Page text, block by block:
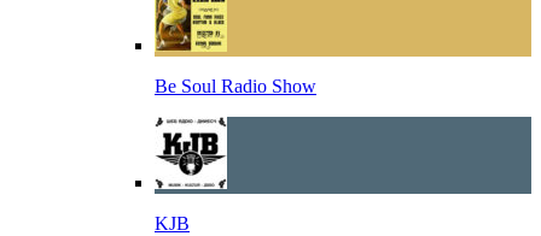
Be Soul Radio Show
KJB